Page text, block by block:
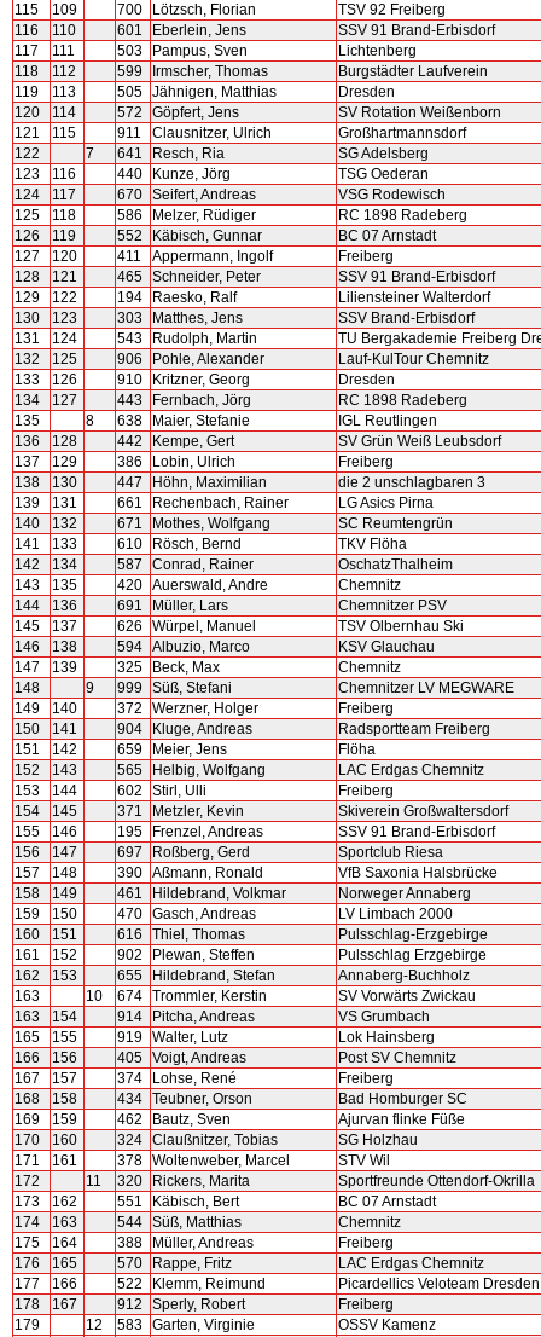
115
109 700 Lötzsch, Florian
TSV 92 Freiberg
116
110 601 Eberlein, Jens
SSV 91 Brand-Erbisdorf
117
111 503 Pampus, Sven
Lichtenberg
118
112 599 Irmscher, Thomas
Burgstädter Laufverein
119
113 505 Jähnigen, Matthias
Dresden
120
114 572 Göpfert, Jens
SV Rotation Weißenborn
121
115 911 Clausnitzer, Ulrich
Großhartmannsdorf
122
7 641 Resch, Ria
SG Adelsberg
123
116 440 Kunze, Jörg
TSG Oederan
124
117 670 Seifert, Andreas
VSG Rodewisch
125
118 586 Melzer, Rüdiger
RC 1898 Radeberg
126
119 552 Käbisch, Gunnar
BC 07 Arnstadt
127
120 411 Appermann, Ingolf
Freiberg
128
121 465 Schneider, Peter
SSV 91 Brand-Erbisdorf
129
122 194 Raesko, Ralf
Liliensteiner Walterdorf
130
123 303 Matthes, Jens
SSV Brand-Erbisdorf
131
124 543 Rudolph, Martin
TU Bergakademie Freiberg
132
125 906 Pohle, Alexander
Lauf-KulTour Chemnitz
133
126 910 Kritzner, Georg
Dresden
134
127 443 Fernbach, Jörg
RC 1898 Radeberg
135
8 638 Maier, Stefanie
IGL Reutlingen
136
128 442 Kempe, Gert
SV Grün Weiß Leubsdorf
137
129 386 Lobin, Ulrich
Freiberg
138
130 447 Höhn, Maximilian
die 2 unschlagbaren 3
139
131 661 Rechenbach, Rainer
LG Asics Pirna
140
132 671 Mothes, Wolfgang
SC Reumtengrün
141
133 610 Rösch, Bernd
TKV Flöha
142
134 587 Conrad, Rainer
OschatzThalheim
143
135 420 Auerswald, Andre
Chemnitz
144
136 691 Müller, Lars
Chemnitzer PSV
145
137 626 Würpel, Manuel
TSV Olbernhau Ski
146
138 594 Albuzio, Marco
KSV Glauchau
147
139 325 Beck, Max
Chemnitz
148
9 999 Süß, Stefani
Chemnitzer LV MEGWARE
149
140 372 Werzner, Holger
Freiberg
150
141 904 Kluge, Andreas
Radsportteam Freiberg
151
142 659 Meier, Jens
Flöha
152
143 565 Helbig, Wolfgang
LAC Erdgas Chemnitz
153
144 602 Stirl, Ulli
Freiberg
154
145 371 Metzler, Kevin
Skiverein Großwaltersdorf
155
146 195 Frenzel, Andreas
SSV 91 Brand-Erbisdorf
156
147 697 Roßberg, Gerd
Sportclub Riesa
157
148 390 Aßmann, Ronald
VfB Saxonia Halsbrücke
158
149 461 Hildebrand, Volkmar
Norweger Annaberg
159
150 470 Gasch, Andreas
LV Limbach 2000
160
151 616 Thiel, Thomas
Pulsschlag-Erzgebirge
161
152 902 Plewan, Steffen
Pulsschlag Erzgebirge
162
153 655 Hildebrand, Stefan
Annaberg-Buchholz
163
10 674 Trommler, Kerstin
SV Vorwärts Zwickau
163
154 914 Pitcha, Andreas
VS Grumbach
165
155 919 Walter, Lutz
Lok Hainsberg
166
156 405 Voigt, Andreas
Post SV Chemnitz
167
157 374 Lohse, René
Freiberg
168
158 434 Teubner, Orson
Bad Homburger SC
169
159 462 Bautz, Sven
Ajurvan flinke Füße
170
160 324 Claußnitzer, Tobias
SG Holzhau
171
161 378 Woltenweber, Marcel
STV Wil
172
11 320 Rickers, Marita
Sportfreunde Ottendorf-Okrilla
173
162 551 Käbisch, Bert
BC 07 Arnstadt
174
163 544 Süß, Matthias
Chemnitz
175
164 388 Müller, Andreas
Freiberg
176
165 570 Rappe, Fritz
LAC Erdgas Chemnitz
177
166 522 Klemm, Reimund
Picardellics Veloteam Dresden
178
167 912 Sperly, Robert
Freiberg
179
12 583 Garten, Virginie OSSV Kamenz